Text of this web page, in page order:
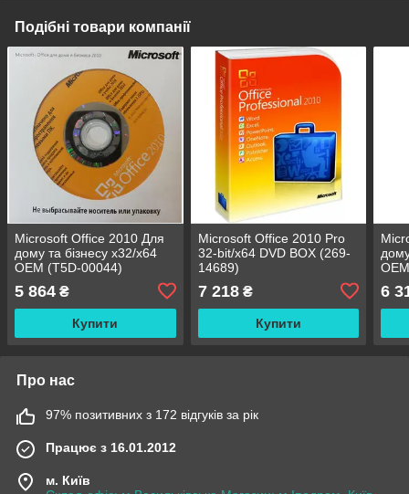
Подібні товари компанії
Microsoft Office 2010 Для
дому та бізнесу x32/x64
ОЕМ (T5D-00044)
5 864 ₴
Купити
Microsoft Office 2010 Pro
32-bit/x64 DVD BOX (269-
14689)
7 218₴
Купити
ОЕМ
6
Про нас
97% позитивних з 172 відгуків за рік
Працює з 16.01.2012
м. Київ